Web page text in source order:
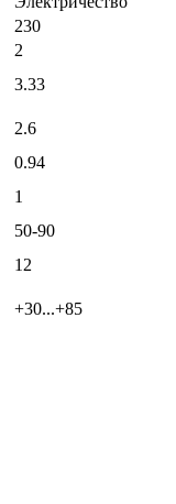
230
2
3.33
2.6
0.94
1
50-90
12
+30...+85